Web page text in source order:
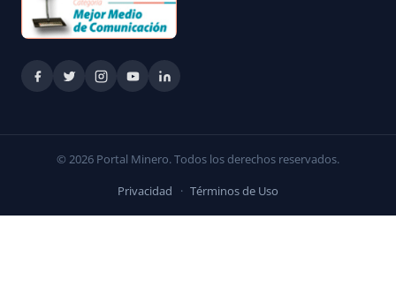
© 2026 Portal Minero. Todos los derechos reservados.
Privacidad · Términos de Uso